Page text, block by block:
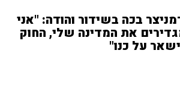
בכה בשידור והודה: "אני
את המדינה שלי, החוק
על כנו"